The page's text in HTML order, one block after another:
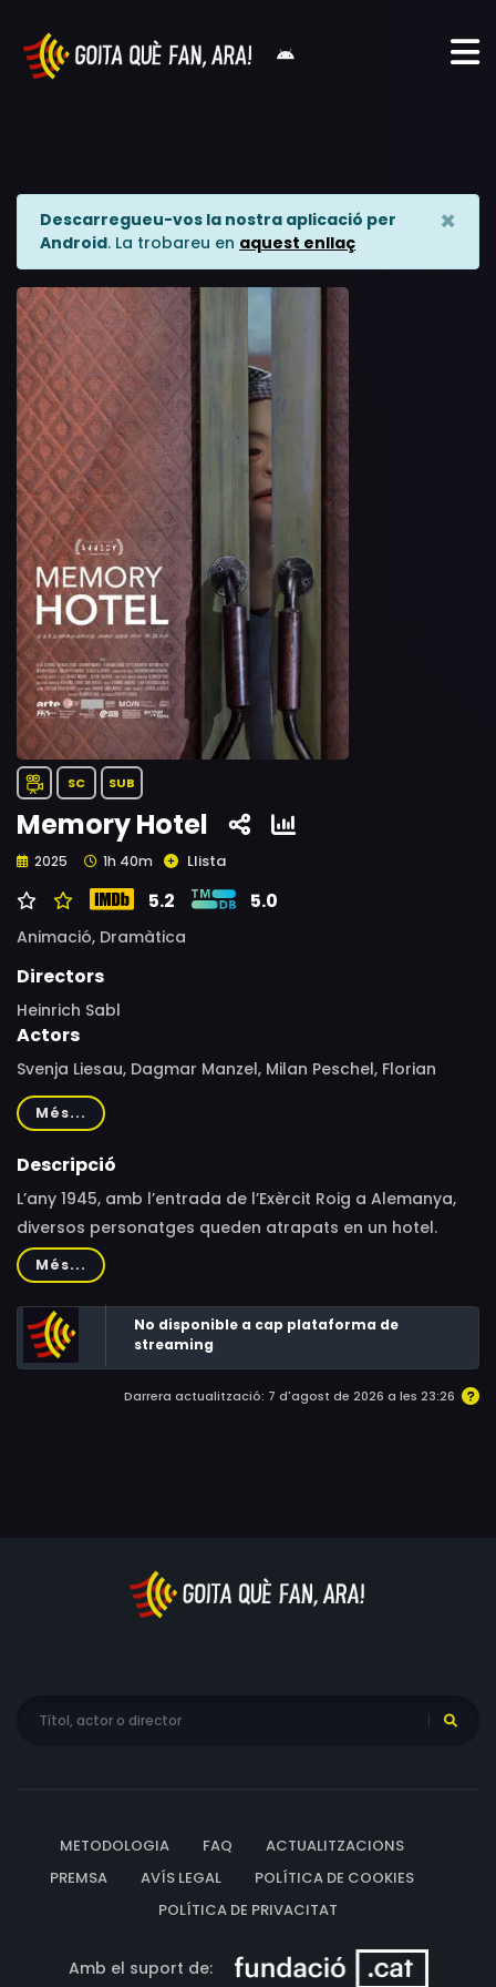
Descarregueu-vos la nostra aplicació per
Android. La trobareu en aquest enllaç
×
SC SUB
Memory Hotel
2025 1h 40m Llista
5.2 5.0
Animació, Dramàtica
Directors
Heinrich Sabl
Actors
Svenja Liesau, Dagmar Manzel, Milan Peschel, Florian
Lukas, Steffi Kühnert, Elsa Seusing, Anton Peisakjov
Més...
Descripció
L’any 1945, amb l’entrada de l’Exèrcit Roig a Alemanya,
diversos personatges queden atrapats en un hotel.
Més...
No disponible a cap plataforma de
streaming
Darrera actualització: 7 d'agost de 2026 a les 23:26
METODOLOGIA FAQ
ACTUALITZACIONS
PREMSA
AVÍS LEGAL
POLÍTICA DE COOKIES
POLÍTICA DE PRIVACITAT
Amb el suport de: